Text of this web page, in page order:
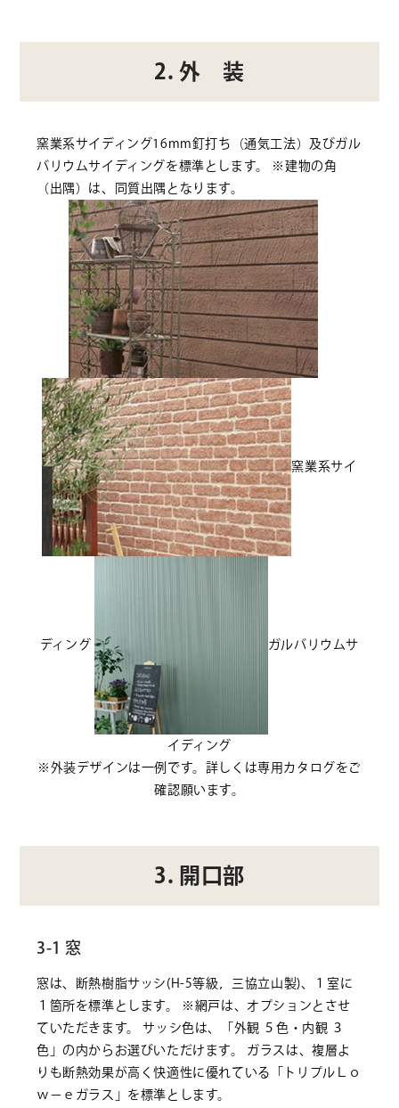
2. 外 装
窯業系サイディング16mm釘打ち（通気工法）及びガル
バリウムサイディングを標準とします。 ※建物の角
（出隅）は、同質出隅となります。
窯業系サイ
ディング ガルバリウムサ
イディング
※外装デザインは一例です。詳しくは専用カタログをご
確認願います。
3. 開口部
3-1 窓
窓は、断熱樹脂サッシ(H-5等級，三協立山製)、１室に
１箇所を標準とします。 ※網戸は、オプションとさせ
ていただきます。 サッシ色は、「外観 ５色・内観 ３
色」の内からお選びいただけます。 ガラスは、複層よ
りも断熱効果が高く快適性に優れている「トリプルＬｏ
ｗ－ｅガラス」を標準とします。